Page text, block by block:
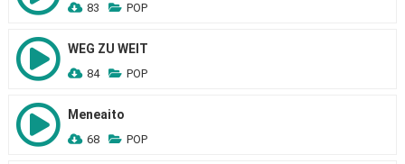
83 POP
WEG ZU WEIT
84 POP
Meneaito
68 POP